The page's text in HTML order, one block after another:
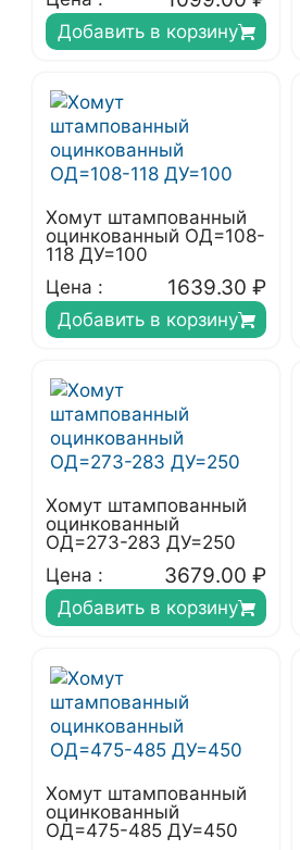
Добавить в корзину
Хомут штампованный
оцинкованный ОД=108-
118 ДУ=100
Цена :
1639.30 ₽
Добавить в корзину
Хомут штампованный
оцинкованный
ОД=273-283 ДУ=250
Цена :
3679.00 ₽
Добавить в корзину
Хомут штампованный
оцинкованный
ОД=475-485 ДУ=450